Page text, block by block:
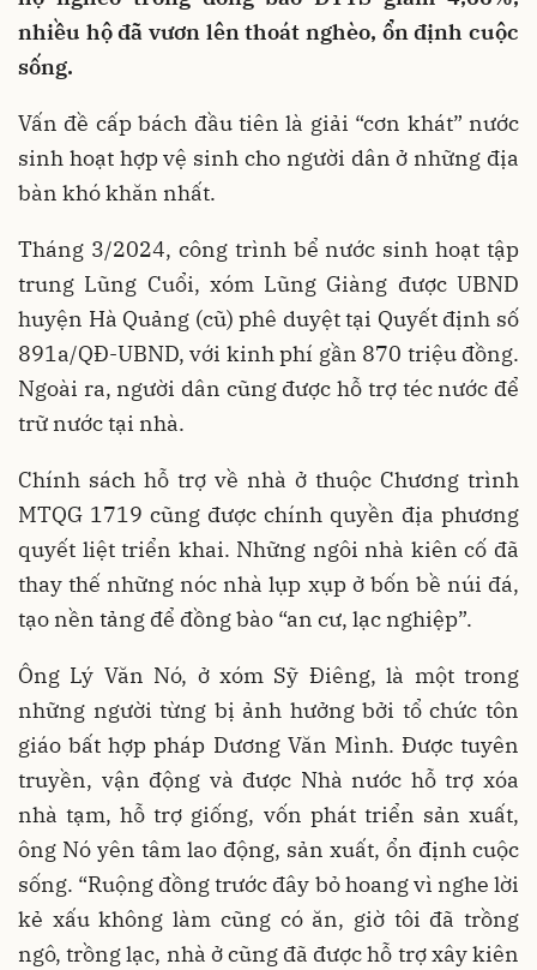
nhiều hộ đã vươn lên thoát nghèo, ổn định cuộc
sống.
Vấn đề cấp bách đầu tiên là giải “cơn khát” nước
sinh hoạt hợp vệ sinh cho người dân ở những địa
bàn khó khăn nhất.
Tháng 3/2024, công trình bể nước sinh hoạt tập
trung Lũng Cuổi, xóm Lũng Giàng được UBND
huyện Hà Quảng (cũ) phê duyệt tại Quyết định số
891a/QĐ-UBND, với kinh phí gần 870 triệu đồng.
Ngoài ra, người dân cũng được hỗ trợ téc nước để
trữ nước tại nhà.
Chính sách hỗ trợ về nhà ở thuộc Chương trình
MTQG 1719 cũng được chính quyền địa phương
quyết liệt triển khai. Những ngôi nhà kiên cố đã
thay thế những nóc nhà lụp xụp ở bốn bề núi đá,
tạo nền tảng để đồng bào “an cư, lạc nghiệp”.
Ông Lý Văn Nó, ở xóm Sỹ Điêng, là một trong
những người từng bị ảnh hưởng bởi tổ chức tôn
giáo bất hợp pháp Dương Văn Mình. Được tuyên
truyền, vận động và được Nhà nước hỗ trợ xóa
nhà tạm, hỗ trợ giống, vốn phát triển sản xuất,
ông Nó yên tâm lao động, sản xuất, ổn định cuộc
sống. “Ruộng đồng trước đây bỏ hoang vì nghe lời
kẻ xấu không làm cũng có ăn, giờ tôi đã trồng
ngô, trồng lạc, nhà ở cũng đã được hỗ trợ xây kiên